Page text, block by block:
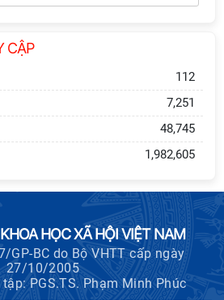
trong kỷ
sẽ diễn ra
2026
đề về
trọng của
và Đảng
lãnh đạo sự
Hàn lâm
làm việc
Chương trình
trọng điểm
CẬP
112
7,251
48,745
1,982,605
HỌC XÃ HỘI VIỆT NAM
GP-BC do Bộ VHTT cấp ngày
27/10/2005
PGS.TS. Phạm Minh Phúc